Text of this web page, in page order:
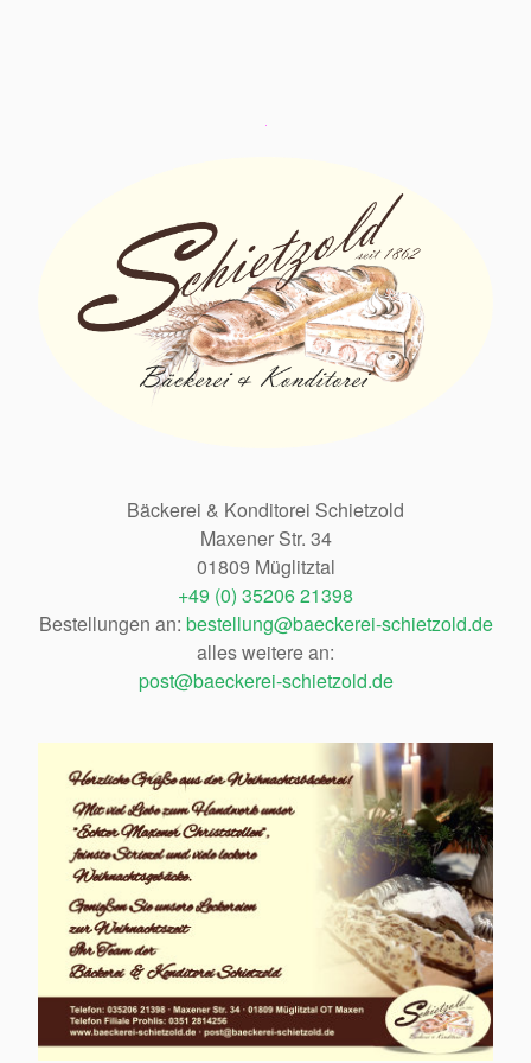
Bäckerei & Konditorei Schietzold
Maxener Str. 34
01809 Müglitztal
+49 (0) 35206 21398
Bestellungen an: bestellung@baeckerei-schietzold.de
alles weitere an:
post@baeckerei-schietzold.de